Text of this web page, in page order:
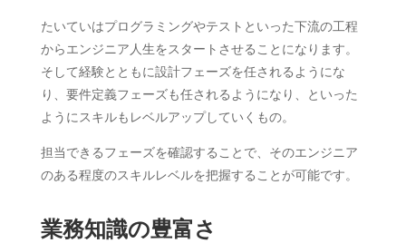
たいていはプログラミングやテストといった下流の工程
からエンジニア人生をスタートさせることになります。
そして経験とともに設計フェーズを任されるようにな
り、要件定義フェーズも任されるようになり、といった
ようにスキルもレベルアップしていくもの。
担当できるフェーズを確認することで、そのエンジニア
のある程度のスキルレベルを把握することが可能です。
業務知識の豊富さ